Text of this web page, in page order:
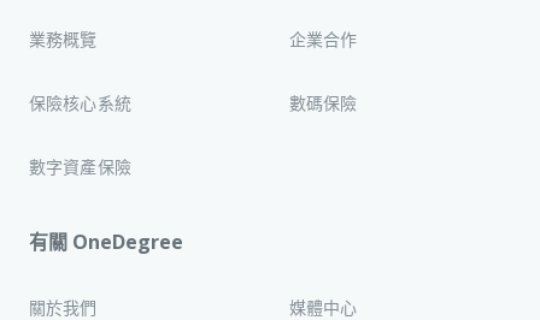
業務概覽 企業合作
保險核心系統 數碼保險
數字資產保險
有關 OneDegree
關於我們 媒體中心